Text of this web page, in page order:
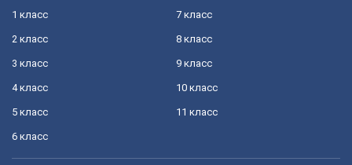
1 класс
2 класс
3 класс
4 класс
5 класс
6 класс
7 класс
8 класс
9 класс
10 класс
11 класс